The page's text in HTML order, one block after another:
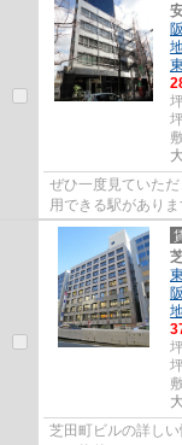
ぜひ一度見ていた
用できる駅があり
おります。賃料は
芝田町ビルの詳し